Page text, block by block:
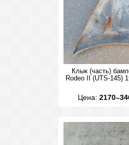
Клык (часть)
Rodeo II (UTS-145)
Цена: